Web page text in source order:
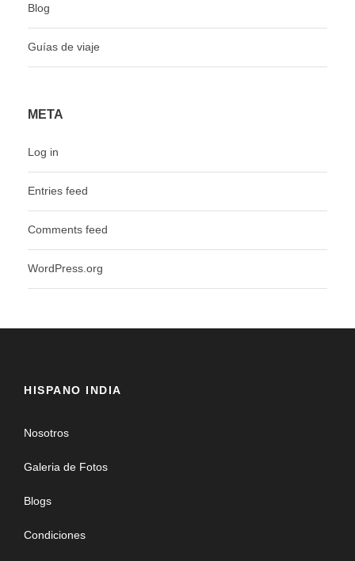
Blog
Guías de viaje
META
Log in
Entries feed
Comments feed
WordPress.org
HISPANO INDIA
Nosotros
Galeria de Fotos
Blogs
Condiciones